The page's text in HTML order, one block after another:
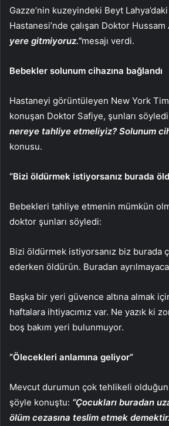
Gazze’nin kuzeyindeki Beyt
Hastanesi’nde çalışan Doktor
yere gitmiyoruz.”mesajı verdi.
Bebekler solunum cihazına bağlandı
Hastaneyi görüntüleyen New York
konuşan Doktor Safiye, şunları
nereye tahliye etmeliyiz? Solunum
konusu.
“Bizi öldürmek istiyorsanız burada
Bebekleri tahliye etmenin mümkün
doktor şunları söyledi:
Bizi öldürmek istiyorsanız biz burada
ederken öldürün. Buradan
Başka bir yeri güvence altına almak
haftalara ihtiyacımız var. Ne yazık ki
boş bakım yeri bulunmuyor.
“Ölecekleri anlamına geliyor”
Mevcut durumun çok tehlikeli
şöyle konuştu: “Çocukları buradan
ölüm cezasına teslim etmek